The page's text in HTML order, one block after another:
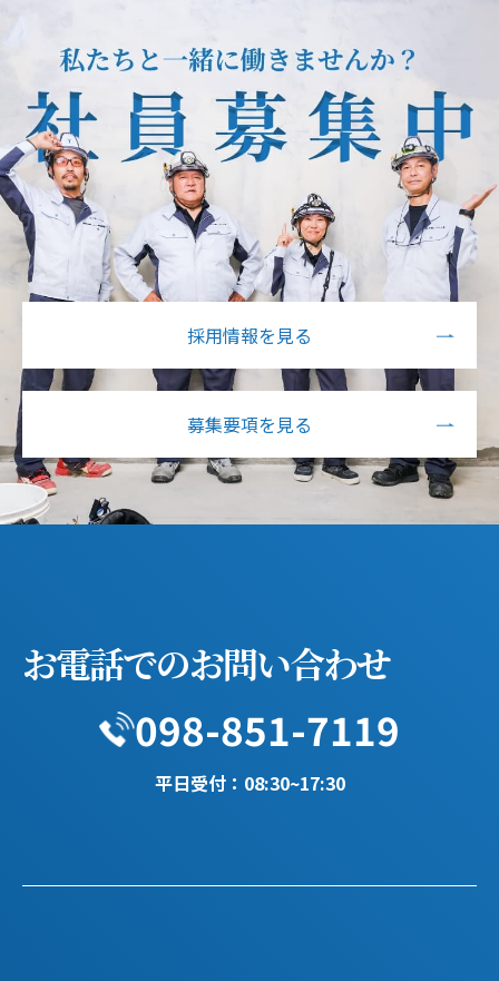
採用情報を見る
募集要項を見る
お電話でのお問い合わせ
098-851-7119
平日受付：08:30~17:30